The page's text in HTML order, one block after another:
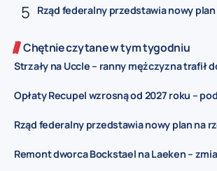
Rząd federalny przedstawia nowy
Chętnie czytane w tym tygodniu
Strzały na Uccle – ranny mężczyzna trafił
Opłaty Recupel wzrosną od 2027 roku –
Rząd federalny przedstawia nowy plan na
Remont dworca Bockstael na Laeken –